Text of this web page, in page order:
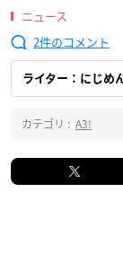
ニュース
2
ライター：にじめ
カテゴリ : A3!